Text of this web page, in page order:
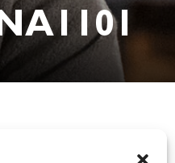
Glisse - Écoles